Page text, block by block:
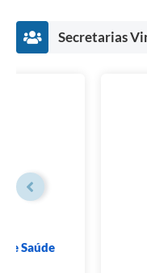
Secretarias